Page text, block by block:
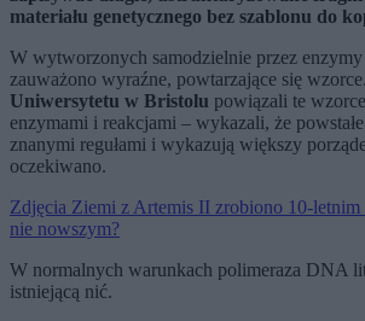
materiału genetycznego bez szablonu do
W wytworzonych samodzielnie przez
zauważono wyraźne, powtarzające się
Uniwersytetu w Bristolu powiązali te
enzymami i reakcjami – wykazali, że
znanymi regułami i wykazują większy
oczekiwano.
Zdjęcia Ziemi z Artemis II zrobiono 10-letnim
nie nowszym?
W normalnych warunkach polimeraza DNA
istniejącą nić.